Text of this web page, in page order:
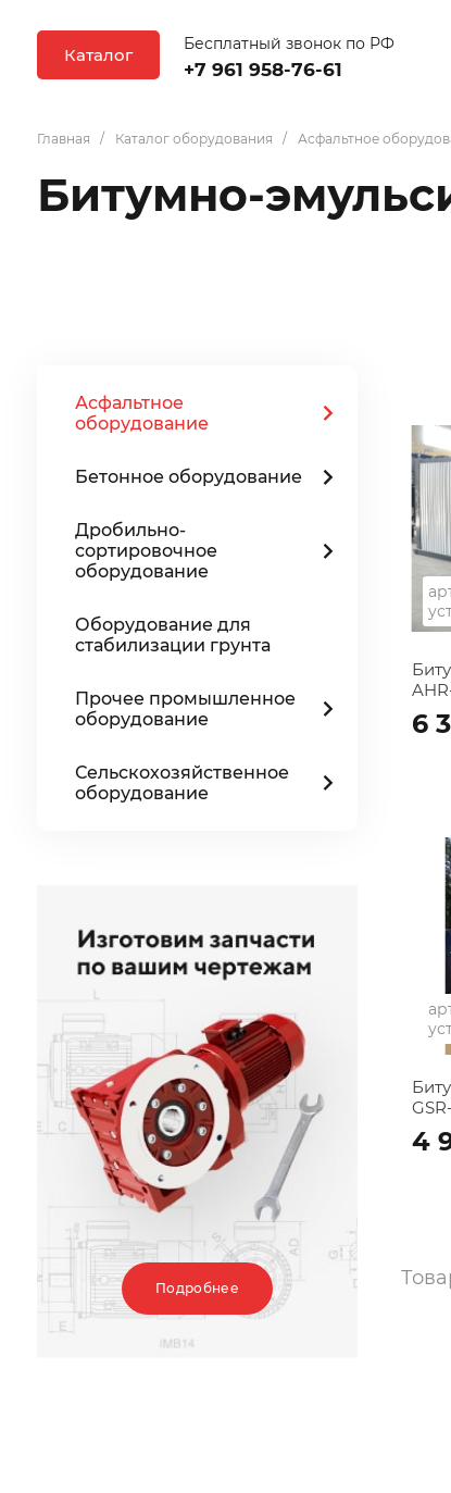
Каталог
Бесплатный звонок по РФ
+7 961 958-76-61
Главная Каталог оборудования Асфальтное
Битумно-
Асфальтное
оборудование
Бетонное оборудование
Дробильно-
сортировочное
оборудование
Оборудование для
стабилизации грунта
Прочее промышленное
оборудование
Сельскохозяйственное
оборудование
Подробнее
6
4